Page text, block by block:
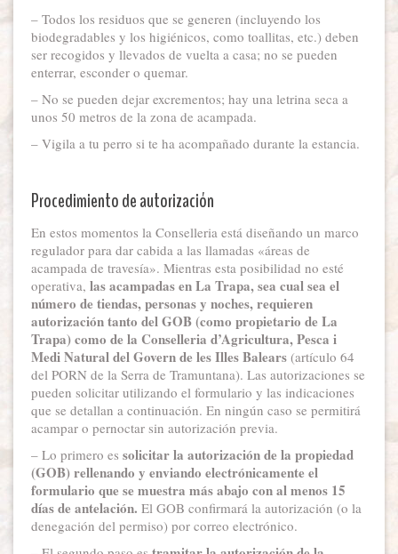
– Todos los residuos que se generen (incluyendo los
biodegradables y los higiénicos, como toallitas, etc.) deben
ser recogidos y llevados de vuelta a casa; no se pueden
enterrar, esconder o quemar.
– No se pueden dejar excrementos; hay una letrina seca a
unos 50 metros de la zona de acampada.
– Vigila a tu perro si te ha acompañado durante la estancia.
Procedimiento de autorización
En estos momentos la Conselleria está diseñando un marco
regulador para dar cabida a las llamadas «áreas de
acampada de travesía». Mientras esta posibilidad no esté
operativa, las acampadas en La Trapa, sea cual sea el
número de tiendas, personas y noches, requieren
autorización tanto del GOB (como propietario de La
Trapa) como de la Conselleria d’Agricultura, Pesca i
Medi Natural del Govern de les Illes Balears (artículo 64
del PORN de la Serra de Tramuntana). Las autorizaciones se
pueden solicitar utilizando el formulario y las indicaciones
que se detallan a continuación. En ningún caso se permitirá
acampar o pernoctar sin autorización previa.
– Lo primero es solicitar la autorización de la propiedad
(GOB) rellenando y enviando electrónicamente el
formulario que se muestra más abajo con al menos 15
días de antelación. El GOB confirmará la autorización (o la
denegación del permiso) por correo electrónico.